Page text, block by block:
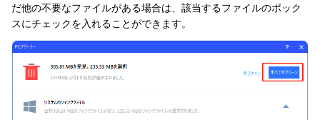
だ他の不要なファイルがある場合は、該当するファイルのボック
スにチェックを入れることができます。